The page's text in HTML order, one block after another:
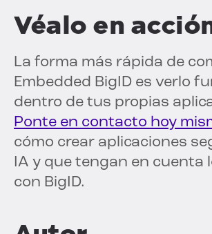
Véalo en
La forma más rápida de
Embedded BigID es verlo
dentro de tus propias
Ponte en contacto hoy
cómo crear aplicaciones
IA y que tengan en cuenta
con BigID.